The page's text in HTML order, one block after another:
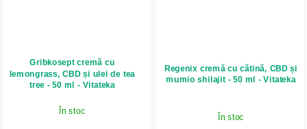
Gribkosept cremă cu
lemongrass, CBD și ulei de tea
tree - 50 ml - Vitateka
În stoc
Regenix cremă cu cătină, CBD și
mumio shilajit - 50 ml - Vitateka
În stoc